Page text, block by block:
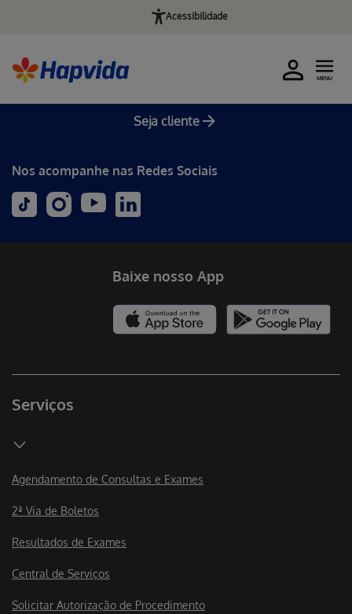
Acessibilidade
Seja cliente
MENU
Nos acompanhe nas Redes Sociais
Serviços
Agendamento de Consultas e Exames
2ª Via de Boletos
Resultados de Exames
Central de Serviços
Solicitar Autorização de Procedimento
Baixe nosso App